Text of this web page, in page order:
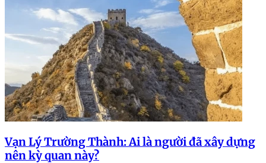
Vạn Lý Trường Thành: Ai là người đã xây dựng
nên kỳ quan này?